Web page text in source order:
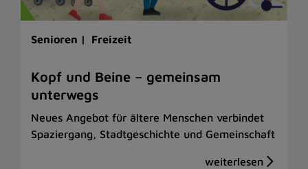
Senioren | Freizeit
Kopf und Beine – gemeinsam
unterwegs
Neues Angebot für ältere Menschen verbindet
Spaziergang, Stadtgeschichte und Gemeinschaft